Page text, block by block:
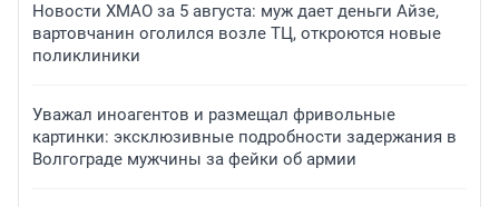
Новости ХМАО за 5 августа: муж дает деньги Айзе,
вартовчанин оголился возле ТЦ, откроются новые
поликлиники
Уважал иноагентов и размещал фривольные
картинки: эксклюзивные подробности задержания в
Волгограде мужчины за фейки об армии